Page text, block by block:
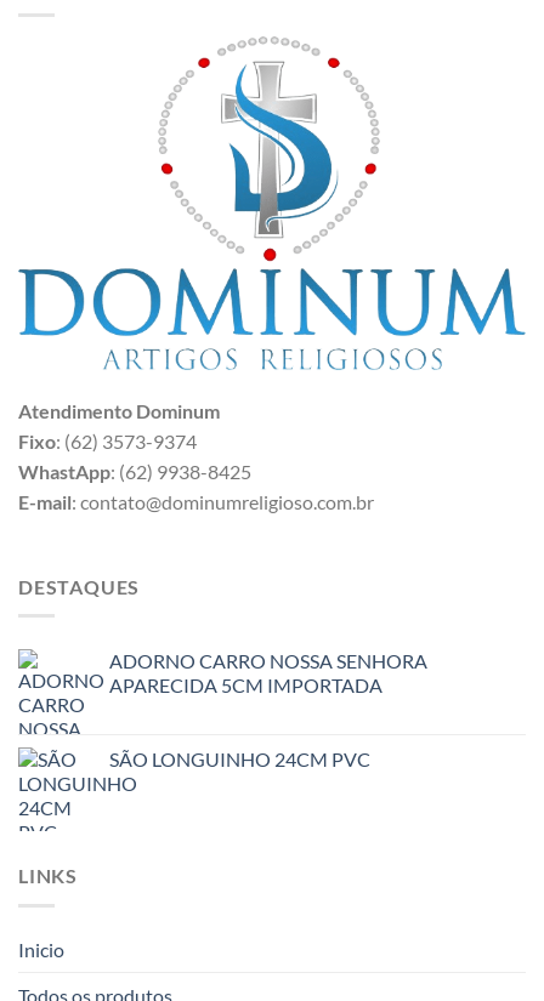
Atendimento Dominum
Fixo: (62) 3573-9374
WhastApp: (62) 9938-8425
E-mail: contato@dominumreligioso.com.br
DESTAQUES
ADORNO CARRO NOSSA SENHORA
APARECIDA 5CM IMPORTADA
SÃO LONGUINHO 24CM PVC
LINKS
Inicio
Todos os produtos